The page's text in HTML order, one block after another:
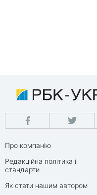
Про компанію
Редакційна політика і
стандарти
Як стати нашим автором